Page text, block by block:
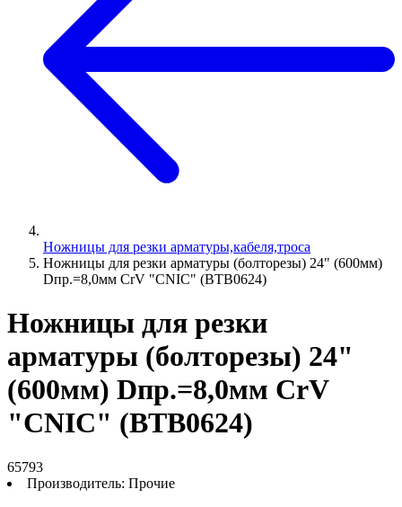
Ножницы для резки арматуры,кабеля,троса
Ножницы для резки арматуры (болторезы) 24" (600мм)
Dпр.=8,0мм CrV "CNIC" (BТB0624)
Ножницы для резки
арматуры (болторезы) 24"
(600мм) Dпр.=8,0мм CrV
"CNIC" (BТB0624)
65793
Производитель: Прочие